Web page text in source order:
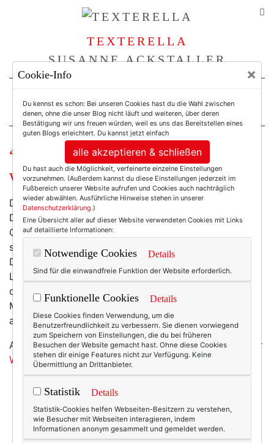
TEXTERELLA
SUSANNE ACKSTALLER
For Women. Not Girls.
“Schlimmer geht’s nimmer.” Wohl
wahr.
Die SZ hat's zum Wiesn-Anfang zusammengestellt:
Das modische Gruselkabinett des Oktoberfests, die
Geisterbahn an trachtigen Schaurigkeiten. Nein,
schlimmer geht's tatsächlich nimmer, und wer sein
Dirndl mit Totenköpfen bemustert, knallrote
Lederhosen oder freiwillig Sepperlhüte trägt braucht
definitiv keine Mass Bier zum modischen Vollrausch.
Mir als Dirndlpuristin fällt da tatsächlich nix mehr ein -
außer Kopfschütteln.
Aber seht selbst, wie schaurigscheusslich man sich zur
Wiesnkleiden kann. ;-)
4228
0
50+ Lifestyle
18.09.2010
Cookie-Info ×
Du kennst es schon: Bei unseren Cookies hast du die Wahl zwischen
denen, ohne die unser Blog nicht läuft und weiteren, über deren
Bestätigung wir uns freuen würden, weil es uns das Bereitstellen eines
guten Blogs erleichtert. Du kannst jetzt einfach
alle akzeptieren & schließen
Du hast auch die Möglichkeit, verfeinerte einzelne Einstellungen
vorzunehmen. (Außerdem kannst du diese Einstellungen jederzeit im
Fußbereich unserer Website aufrufen und Cookies auch nachträglich
wieder abwählen. Ausführliche Hinweise stehen in unserer
Datenschutzerklärung.)
Eine Übersicht aller auf dieser Website verwendeten Cookies mit Links
auf detaillierte Informationen:
Notwendige Cookies Details
Sind für die einwandfreie Funktion der Website erforderlich.
Funktionelle Cookies Details
Diese Cookies finden Verwendung, um die
Benutzerfreundlichkeit zu verbessern. Sie dienen vorwiegend
zum Speichern von Einstellungen, die du bei früheren
Besuchen der Website gemacht hast. Ohne diese Cookies
stehen dir einige Features nicht zur Verfügung. Keine
Übermittlung an Drittanbieter.
Statistik Details
Statistik-Cookies helfen Webseiten-Besitzern zu verstehen,
wie Besucher mit Webseiten interagieren, indem
Informationen anonym gesammelt und gemeldet werden.